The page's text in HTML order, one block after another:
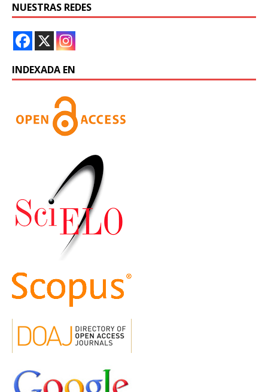
NUESTRAS REDES
INDEXADA EN